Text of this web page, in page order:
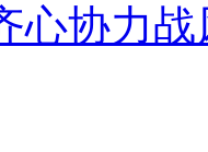
心协力